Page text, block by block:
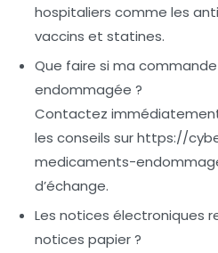
hospitaliers comme les
vaccins et statines.
Que faire si ma
endommagée ?
Contactez
les conseils sur https://
medicaments-
d’échange.
Les notices électroniques
notices papier ?